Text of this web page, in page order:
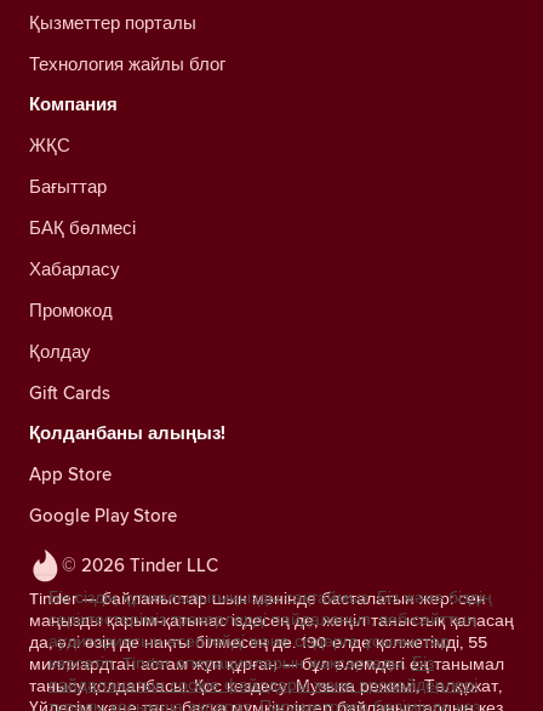
© 2026 Tinder LLC
Tinder — байланыстар шын мәнінде басталатын жер: сен
маңызды қарым-қатынас іздесең де, жеңіл таныстық қаласаң
да, әлі өзің де нақты білмесең де. 190 елде қолжетімді, 55
миллиардтан астам жұп құрған — бұл әлемдегі ең танымал
танысу қолданбасы. Қос кездесу, Музыка режимі, Төлқұжат,
Қызметтер порталы
Технология жайлы блог
Компания
ЖҚС
Бағыттар
БАҚ бөлмесі
Хабарласу
Промокод
Қолдау
Gift Cards
Қолданбаны алыңыз!
App Store
Google Play Store
Біз сіздің құпиялылығыңызды сақтаймыз. Біз және біздің
серіктестеріміз трекерлерді пайдаланып, веб-сайттың
аудиториясын есептейді және сіздерге ұсыныстар
көрсетіп, Tinder операцияларын жақсартады. Біз
пайдаланатын cookie файлдары және провайдерлері
туралы қосымша ақпарат. Параметрлер бөлімінде кез